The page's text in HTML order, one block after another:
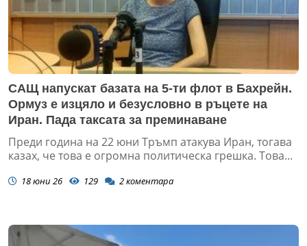
САЩ напускат базата на 5-ти флот в Бахрейн.
Ормуз е изцяло и безусловно в ръцете на
Иран. Пада таксата за преминаване
Преди година на 22 юни Тръмп атакува Иран, тогава
казах, че това е огромна политическа грешка. Това...
18 юни 26 129 2коментара